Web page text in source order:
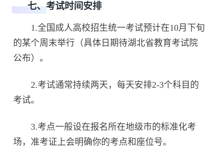
七、考试时间安排
1.全国成人高校招生统一考试预计在10月下旬
的某个周末举行（具体日期待湖北省教育考试院
公布）。
2.考试通常持续两天，每天安排2-3个科目的
考试。
3.考点一般设在报名所在地级市的标准化考
场，准考证上会明确你的考点和座位号。